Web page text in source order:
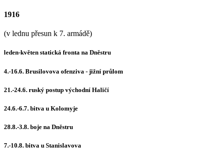
1916
(v lednu přesun k 7. armádě)
leden-květen statická fronta na Dněstru
4.-16.6. Brusilovova ofenziva - jižní průlom
21.-24.6. ruský postup východní Haličí
24.6.-6.7. bitva u Kolomyje
28.8.-3.8. boje na Dněstru
7.-10.8. bitva u Stanislavova